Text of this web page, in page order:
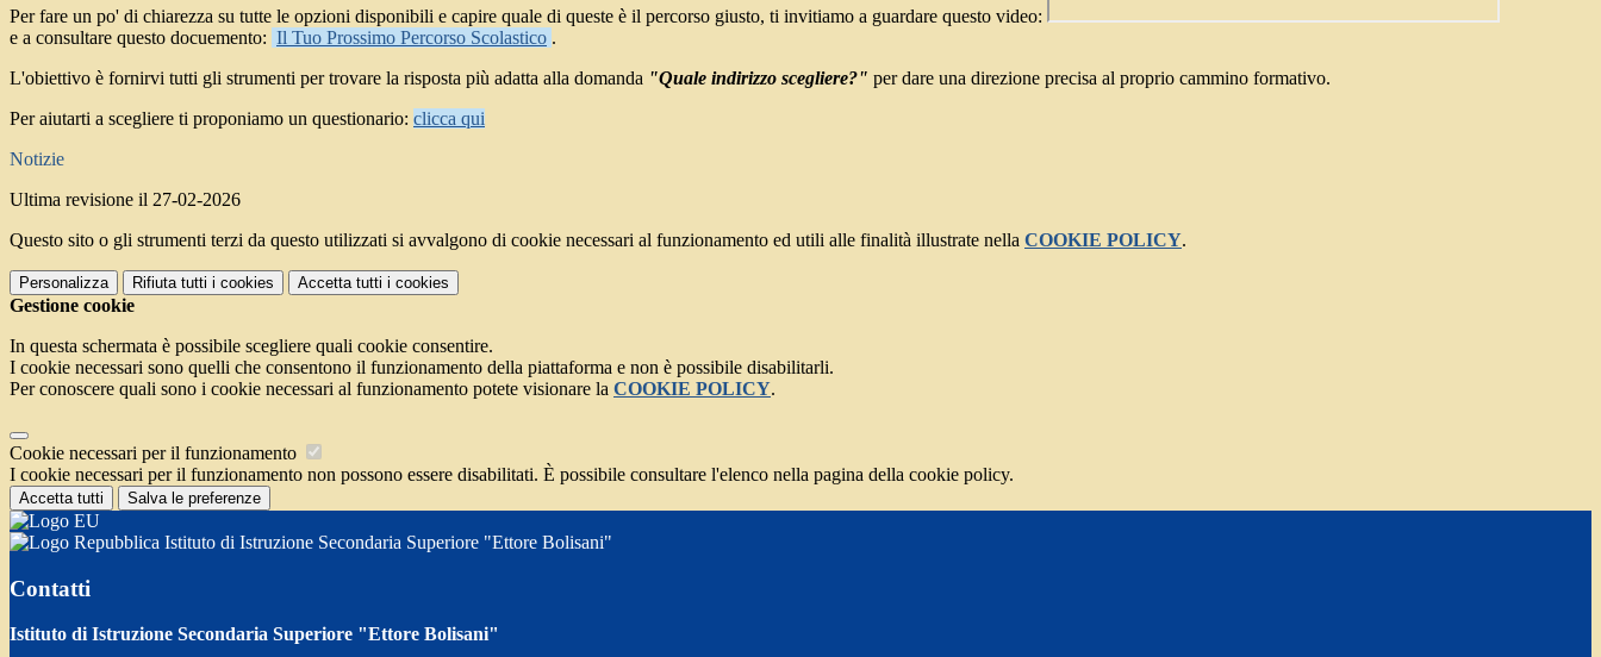
Per fare un po' di chiarezza su tutte le opzioni disponibili e capire quale di queste è il percorso giusto, ti invitiamo a guardare questo video:
e a consultare questo docuemento: Il Tuo Prossimo Percorso Scolastico .
L'obiettivo è fornirvi tutti gli strumenti per trovare la risposta più adatta alla domanda "Quale indirizzo scegliere?" per dare una direzione precisa al proprio cammino formativo.
Per aiutarti a scegliere ti proponiamo un questionario: clicca qui
Notizie
Ultima revisione il 27-02-2026
Questo sito o gli strumenti terzi da questo utilizzati si avvalgono di cookie necessari al funzionamento ed utili alle finalità illustrate nella COOKIE POLICY.
Personalizza Rifiuta tutti i cookies Accetta tutti i cookies
Gestione cookie
In questa schermata è possibile scegliere quali cookie consentire.
I cookie necessari sono quelli che consentono il funzionamento della piattaforma e non è possibile disabilitarli.
Per conoscere quali sono i cookie necessari al funzionamento potete visionare la COOKIE POLICY.
Cookie necessari per il funzionamento
I cookie necessari per il funzionamento non possono essere disabilitati. È possibile consultare l'elenco nella pagina della cookie policy.
Accetta tutti Salva le preferenze
Istituto di Istruzione Secondaria Superiore "Ettore Bolisani"
Contatti
Istituto di Istruzione Secondaria Superiore "Ettore Bolisani"